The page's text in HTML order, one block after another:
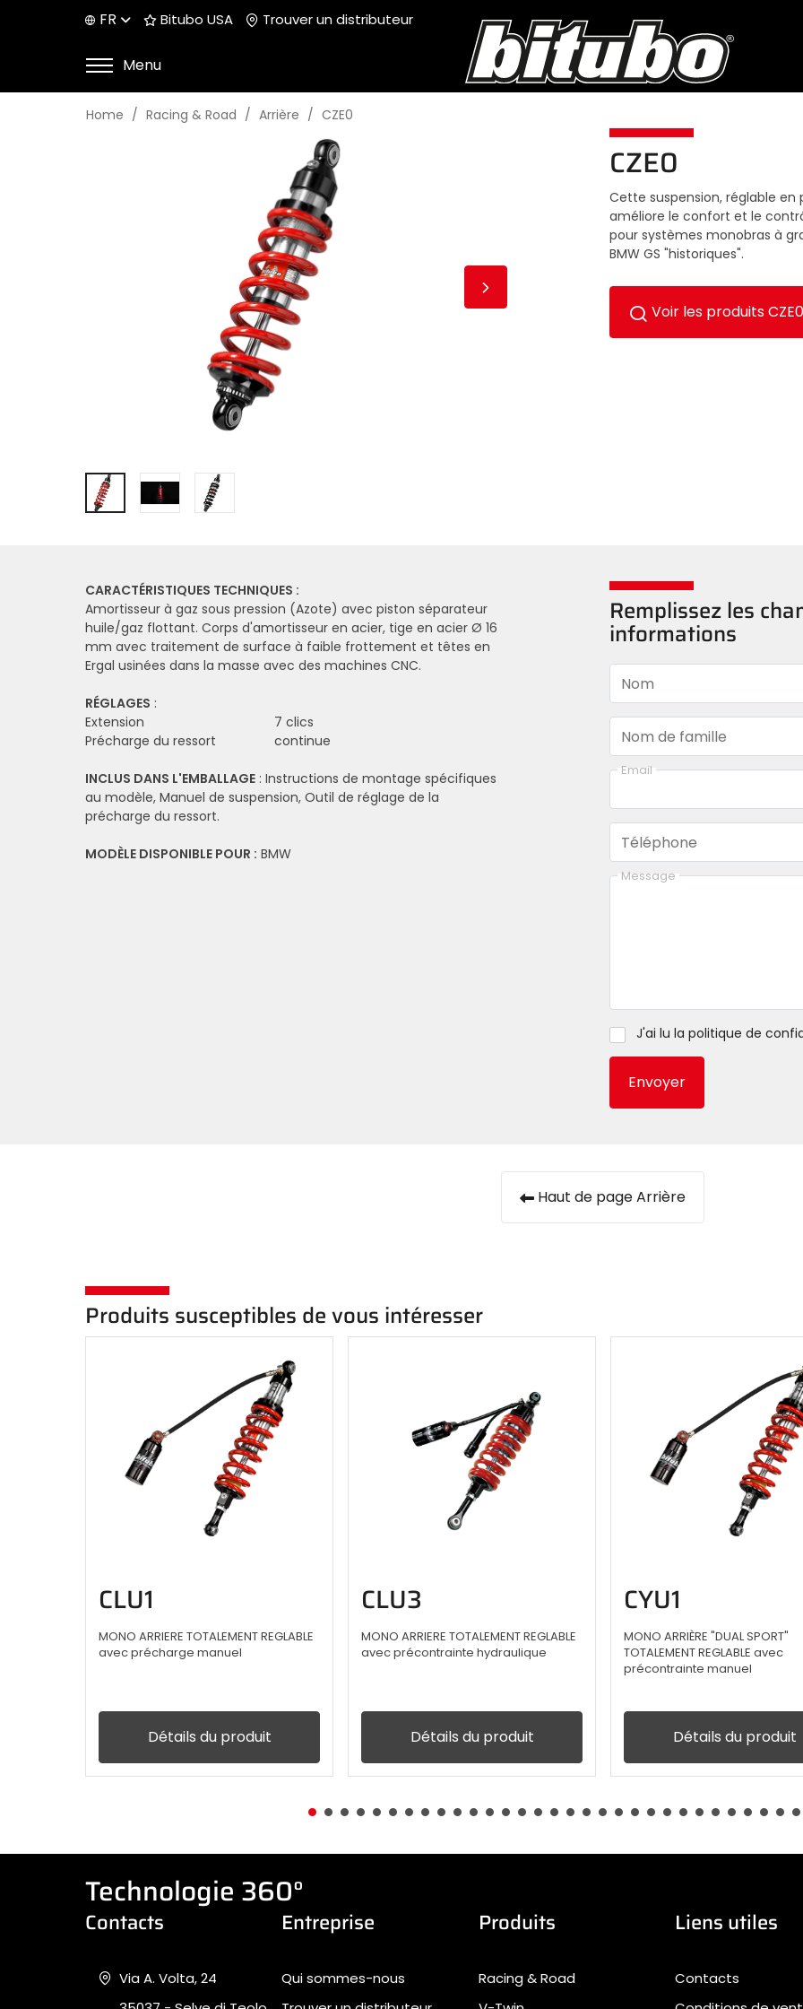
FR Bitubo USA Trouver un distributeur
Menu
Home Racing & Road Arrière CZE0
CZE0
Cette suspension, réglable
améliore le confort et le
pour systèmes monobras à
BMW GS "historiques".
Voir les produits CZE0
CARACTÉRISTIQUES TECHNIQUES :
Amortisseur à gaz sous pression (Azote) avec piston séparateur
huile/gaz flottant. Corps d'amortisseur en acier, tige en acier Ø 16
mm avec traitement de surface à faible frottement et têtes en
Ergal usinées dans la masse avec des machines CNC.
RÉGLAGES :
Extension
7 clics
Précharge du ressort
continue
INCLUS DANS L'EMBALLAGE : Instructions de montage spécifiques
au modèle, Manuel de suspension, Outil de réglage de la
précharge du ressort.
MODÈLE DISPONIBLE POUR : BMW
Remplissez les
informations
Nom
Nom de famille
Email
Téléphone
Message
J'ai lu la politique de
Envoyer
Haut de page Arrière
Produits susceptibles de vous intéresser
CLU1
MONO ARRIERE TOTALEMENT REGLABLE
avec précharge manuel
Détails du produit
CLU3
MONO ARRIERE TOTALEMENT REGLABLE
avec précontrainte hydraulique
Détails du produit
CYU1
MONO ARRIÈRE "DUAL SPORT"
TOTALEMENT REGLABLE avec
précontrainte manuel
Détails du produit
Technologie 360°
Contacts
Via A. Volta, 24
Entreprise
Qui sommes-nous
Produits
Racing & Road
Liens utiles
Contacts